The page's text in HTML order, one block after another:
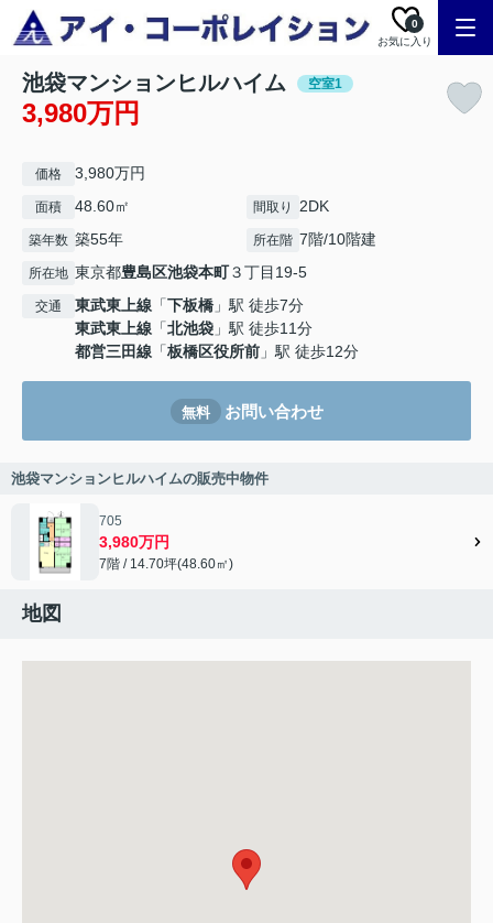
お気に入り
0
池袋マンションヒルハイム 空室1
3,980万円
価格 3,980万円
面積 48.60㎡ 間取り 2DK
築年数 築55年 所在階 7階/10階建
所在地 東京都豊島区池袋本町３丁目19-5
交通 東武東上線 「下板橋 」駅 徒歩7分
東武東上線 「北池袋 」駅 徒歩11分
都営三田線 「板橋区役所前 」駅 徒歩12分
無料 お問い合わせ
池袋マンションヒルハイムの販売中物件
705
3,980万円
7階 / 14.70坪(48.60㎡)
地図